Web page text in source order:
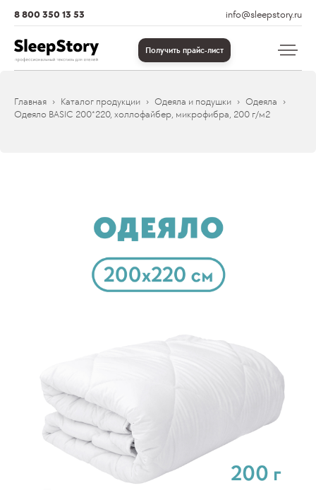
Получить прайс-лист
8 800 350 13 53 info@sleepstory.ru
Главная Каталог продукции Одеяла и подушки
Одеяла
Одеяло BASIC 200*220, холлофайбер, микрофибра, 200 г/м2